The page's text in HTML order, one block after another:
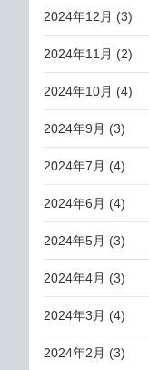
2024年12月 (3)
2024年11月 (2)
2024年10月 (4)
2024年9月 (3)
2024年7月 (4)
2024年6月 (4)
2024年5月 (3)
2024年4月 (3)
2024年3月 (4)
2024年2月 (3)